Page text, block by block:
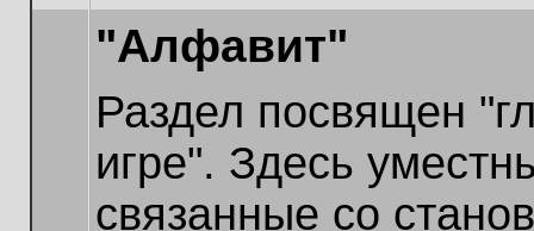
"Алфавит"
Раздел посвящен
игре". Здесь
связанные со